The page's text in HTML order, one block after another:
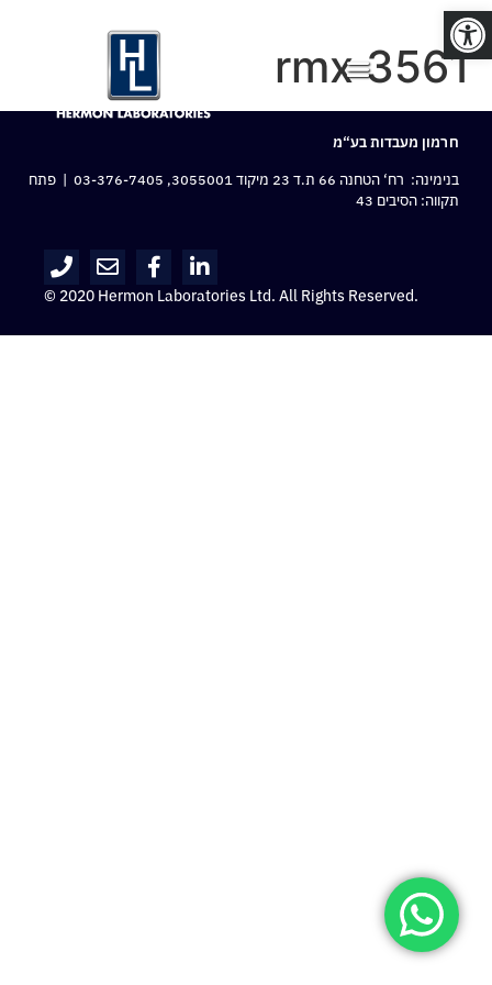
פתח סרגל נגישות
rmx 3561
חרמון מעבדות בע“מ
בנימינה: רח‘ הטחנה 66 ת.ד 23 מיקוד 3055001,
03-376-7405 | פתח
תקווה: הסיבים 43
© 2020 Hermon Laboratories Ltd. All Rights Reserved.